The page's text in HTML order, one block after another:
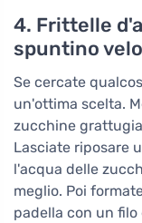
4. Frittelle
spuntino
Se cercate
un'ottima scelta.
zucchine
Lasciate riposare
l'acqua delle
meglio. Poi
padella con un